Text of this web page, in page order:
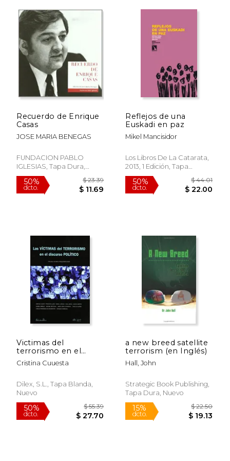
dcto. $ 20.36 dcto.
50%
dcto.
50%
dcto.
Recuerdo de Enrique
Casas
JOSE MARIA BENEGAS
FUNDACION PABLO
IGLESIAS, Tapa Dura,
Nuevo
Reflejos de una
Euskadi en paz
Mikel Mancisidor
Los Libros De La Catarata,
2013, 1 Edición, Tapa
Blanda, Nuevo
Victimas del
terrorismo en el
discurso politico
Cristina Cuuesta
Dilex, S.L., Tapa Blanda,
Nuevo
a new breed satellite
terrorism (en Inglés)
Hall, John
Strategic Book Publishing,
Tapa Dura, Nuevo